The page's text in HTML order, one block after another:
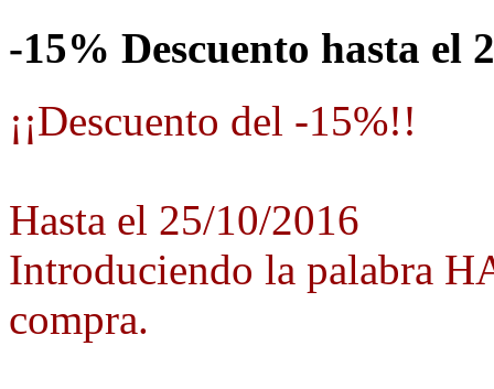
-15% Descuento hasta el
¡¡Descuento del -15%!!
Hasta el 25/10/2016
Introduciendo la palabra
compra.